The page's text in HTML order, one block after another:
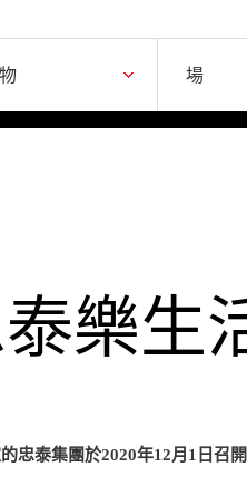
物 場
樂生
忠泰集團於2020年12月1日召